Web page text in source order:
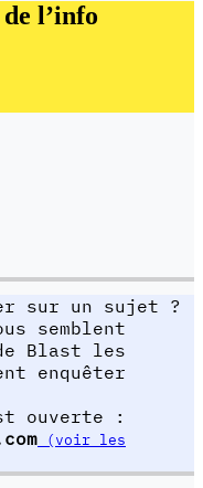
l’info
sur un sujet ?
semblent
Blast les
enquêter
ouverte :
(voir les